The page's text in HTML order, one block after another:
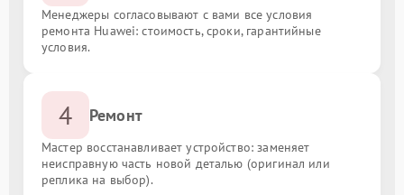
Менеджеры согласовывают с вами все условия
ремонта Huawei: стоимость, сроки, гарантийные
условия.
4 Ремонт
Мастер восстанавливает устройство: заменяет
неисправную часть новой деталью (оригинал или
реплика на выбор).